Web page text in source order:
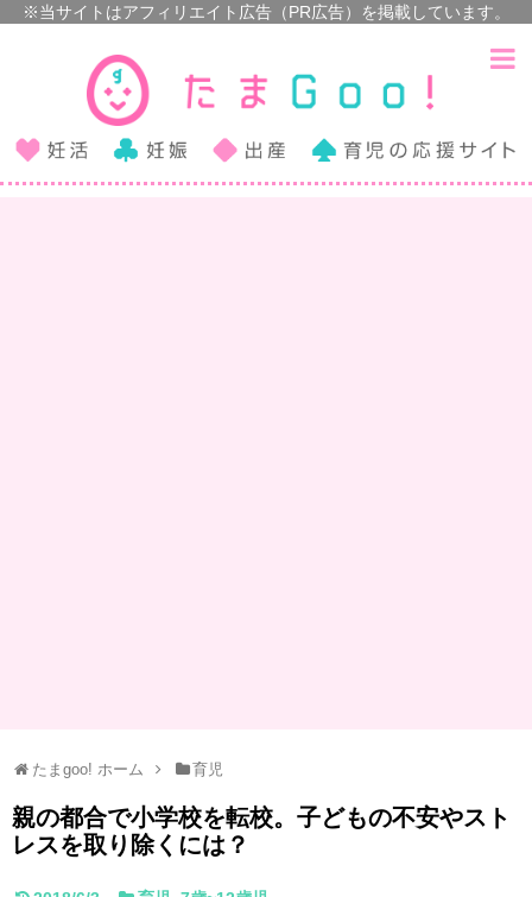
たまgoo! ホーム 育児
親の都合で小学校を転校。子どもの不安やスト
レスを取り除くには？